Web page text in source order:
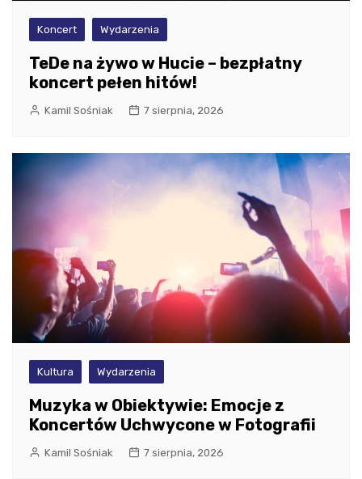
Koncert Wydarzenia
TeDe na żywo w Hucie – bezpłatny
koncert pełen hitów!
Kamil Sośniak 7 sierpnia, 2026
Kultura Wydarzenia
Muzyka w Obiektywie: Emocje z
Koncertów Uchwycone w Fotografii
Kamil Sośniak 7 sierpnia, 2026